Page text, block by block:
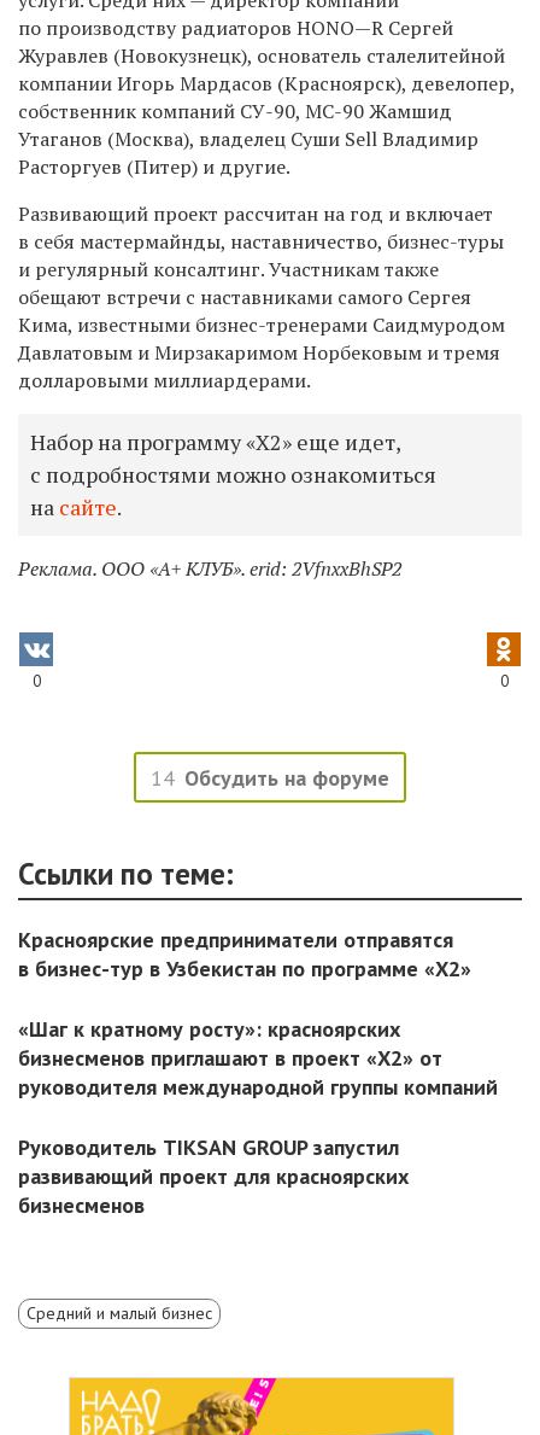
по производству радиаторов HONO—R Сергей
Журавлев (Новокузнецк), основатель сталелитейной
компании Игорь Мардасов (Красноярск), девелопер,
собственник компаний СУ-90, МС-90 Жамшид
Утаганов (Москва), владелец Суши Sell Владимир
Расторгуев (Питер) и другие.
Развивающий проект рассчитан на год и включает
в себя мастермайнды, наставничество, бизнес-туры
и регулярный консалтинг. Участникам также
обещают встречи с наставниками самого Сергея
Кима, известными бизнес-тренерами Саидмуродом
Давлатовым и Мирзакаримом Норбековым и тремя
долларовыми миллиардерами.
Набор на программу «Х2» еще идет,
с подробностями можно ознакомиться
на сайте.
Реклама. ООО «А+ КЛУБ». erid: 2VfnxxBhSP2
0 0
14 Обсудить на форуме
Ссылки по теме:
Красноярские предприниматели отправятся
в бизнес-тур в Узбекистан по программе «Х2»
«Шаг к кратному росту»: красноярских
бизнесменов приглашают в проект «X2» от
руководителя международной группы компаний
Руководитель TIKSAN GROUP запустил
развивающий проект для красноярских
бизнесменов
Средний и малый бизнес